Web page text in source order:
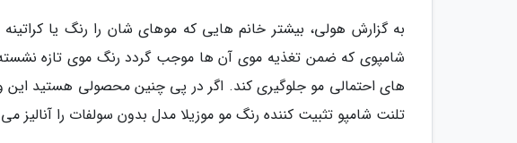
به گزارش هولی، بیشتر خانم هایی که موهای شان را رنگ یا
شامپوی که ضمن تغذیه موی آن ها موجب گردد رنگ موی تازه
های احتمالی مو جلوگیری کند. اگر در پی چنین محصولی هستید این
تلنت شامپو تثبیت کننده رنگ مو موزیلا مدل بدون سولفات را آنالیز